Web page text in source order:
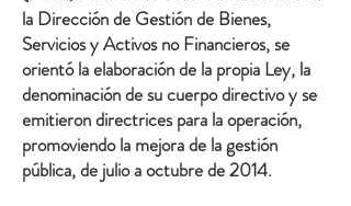
la Dirección de Gestión de Bienes,
Servicios y Activos no Financieros, se
orientó la elaboración de la propia Ley, la
denominación de su cuerpo directivo y se
emitieron directrices para la operación,
promoviendo la mejora de la gestión
pública, de julio a octubre de 2014.